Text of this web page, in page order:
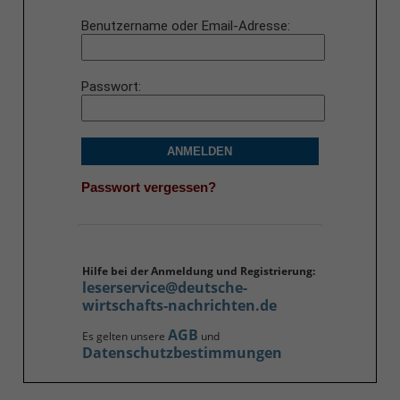
Benutzername oder Email-Adresse
Passwort
ANMELDEN
Passwort vergessen?
Hilfe bei der Anmeldung und Registrierung:
leserservice@deutsche-
wirtschafts-nachrichten.de
Es gelten unsere AGB und
Datenschutzbestimmungen